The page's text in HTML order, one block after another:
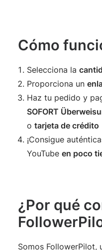
Cómo
Selecciona la
Proporciona un
Haz tu pedido y
SOFORT
o tarjeta de crédito
¡Consigue
YouTube en poco
¿Por qué
Somos FollowerPilot,